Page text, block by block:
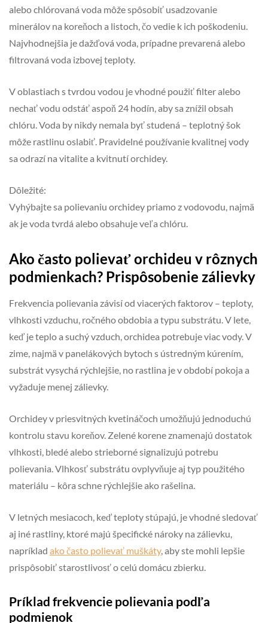
alebo chlórovaná voda môže spôsobiť usadzovanie
minerálov na koreňoch a listoch, čo vedie k ich poškodeniu.
Najvhodnejšia je dažďová voda, prípadne prevarená alebo
filtrovaná voda izbovej teploty.
V oblastiach s tvrdou vodou je vhodné použiť filter alebo
nechať vodu odstáť aspoň 24 hodín, aby sa znížil obsah
chlóru. Voda by nikdy nemala byť studená – teplotný šok
môže rastlinu oslabiť. Pravidelné používanie kvalitnej vody
sa odrazí na vitalite a kvitnutí orchidey.
Dôležité:
Vyhýbajte sa polievaniu orchidey priamo z vodovodu, najmä
ak je voda tvrdá alebo obsahuje veľa chlóru.
Ako často polievať orchideu v rôznych
podmienkach? Prispôsobenie zálievky
Frekvencia polievania závisí od viacerých faktorov – teploty,
vlhkosti vzduchu, ročného obdobia a typu substrátu. V lete,
keď je teplo a suchý vzduch, orchidea potrebuje viac vody. V
zime, najmä v panelákových bytoch s ústredným kúrením,
substrát vysychá rýchlejšie, no rastlina je v období pokoja a
vyžaduje menej zálievky.
Orchidey v priesvitných kvetináčoch umožňujú jednoduchú
kontrolu stavu koreňov. Zelené korene znamenajú dostatok
vlhkosti, bledé alebo strieborné signalizujú potrebu
polievania. Vlhkosť substrátu ovplyvňuje aj typ použitého
materiálu – kôra schne rýchlejšie ako rašelina.
V letných mesiacoch, keď teploty stúpajú, je vhodné sledovať
aj iné rastliny, ktoré majú špecifické nároky na zálievku,
napríklad ako často polievať muškáty, aby ste mohli lepšie
prispôsobiť starostlivosť o celú domácu zbierku.
Príklad frekvencie polievania podľa
podmienok